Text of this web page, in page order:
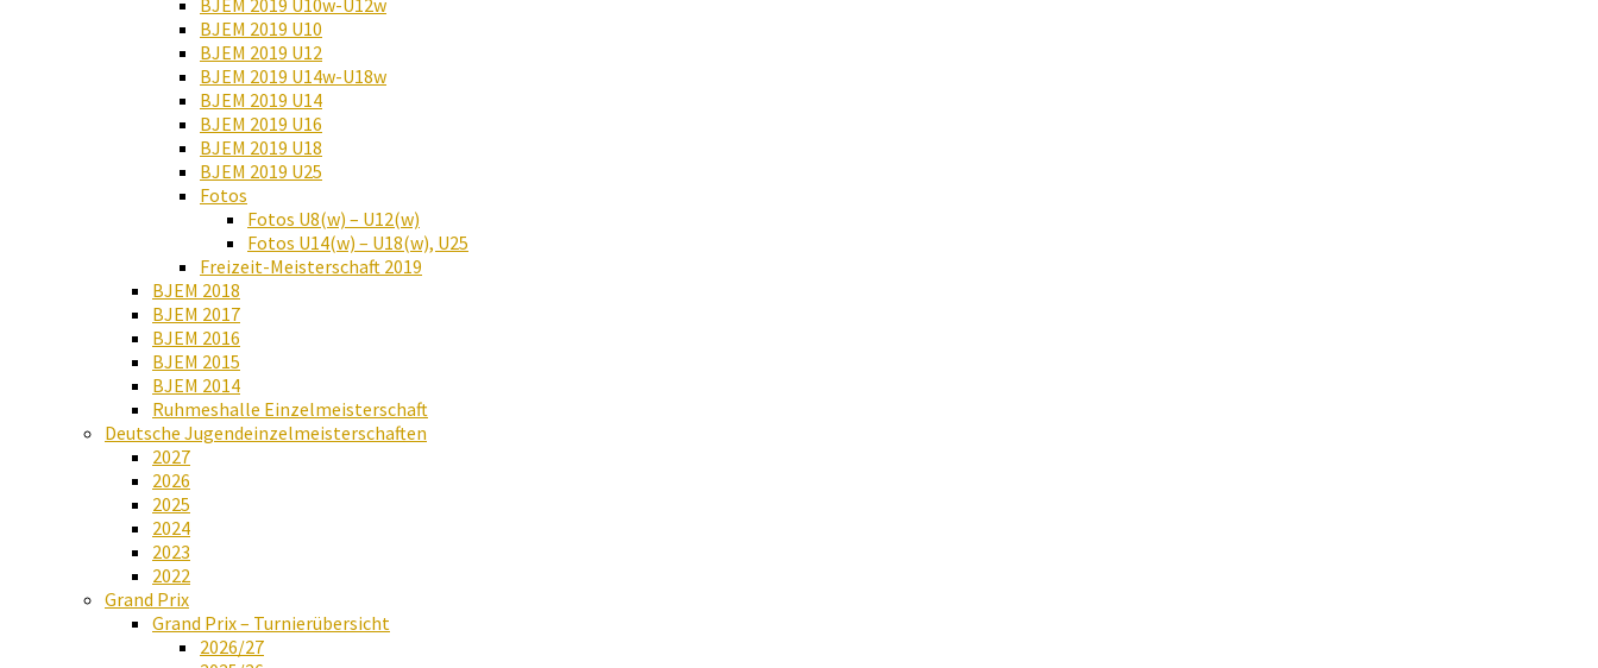
BJEM 2019 U10w-U12w
BJEM 2019 U10
BJEM 2019 U12
BJEM 2019 U14w-U18w
BJEM 2019 U14
BJEM 2019 U16
BJEM 2019 U18
BJEM 2019 U25
Fotos
Fotos U8(w) – U12(w)
Fotos U14(w) – U18(w), U25
Freizeit-Meisterschaft 2019
BJEM 2018
BJEM 2017
BJEM 2016
BJEM 2015
BJEM 2014
Ruhmeshalle Einzelmeisterschaft
Deutsche Jugendeinzelmeisterschaften
2027
2026
2025
2024
2023
2022
Grand Prix
Grand Prix – Turnierübersicht
2026/27